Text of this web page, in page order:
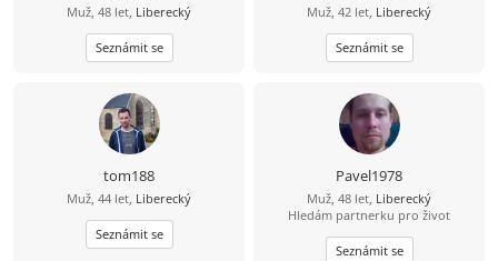
Muž, 48 let, Liberecký
Seznámit se
Muž, 42 let, Liberecký
Seznámit se
tom188
Muž, 44 let, Liberecký
Seznámit se
Pavel1978
Muž, 48 let, Liberecký
Hledám partnerku pro život
Seznámit se